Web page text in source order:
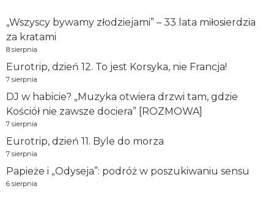
„Wszyscy bywamy złodziejami” – 33 lata miłosierdzia
za kratami
8 sierpnia
Eurotrip, dzień 12. To jest Korsyka, nie Francja!
7 sierpnia
DJ w habicie? „Muzyka otwiera drzwi tam, gdzie
Kościół nie zawsze dociera” [ROZMOWA]
7 sierpnia
Eurotrip, dzień 11. Byle do morza
7 sierpnia
Papieże i „Odyseja”: podróż w poszukiwaniu sensu
6 sierpnia